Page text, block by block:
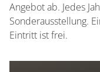
Angebot ab. Jedes
Sonderausstellung.
Eintritt ist frei.